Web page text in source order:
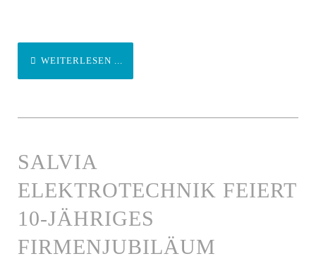
WEITERLESEN ...
SALVIA
ELEKTROTECHNIK FEIERT
10-JÄHRIGES
FIRMENJUBILÄUM